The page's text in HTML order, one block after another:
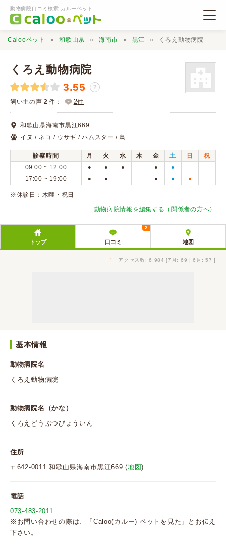
動物病院口コミ検索 カルーペット
動物病院検索
口コミ検索
Calooペットとは？
口コミ投稿
Calooペット 和歌山県 海南市 黒江 くろえ動物病院
くろえ動物病院
3.55 ？
飼い主の声 2 件： 2件
和歌山県海南市黒江669
イヌ / ネコ / ウサギ / ハムスター / 鳥
診察時間 月 火 水 木 金 土 日
祝
09:00 ~ 12:00
● ● ● ● ●
17:00 ~ 19:00 ● ● ● ● ●
※休診日：木曜・祝日
動物病院情報を編集する（関係者の方へ）
トップ 口コミ
2
地図
↑ アクセス数: 6,984 [7月: 69 | 6月: 57 ]
基本情報
動物病院名
くろえ動物病院
動物病院名（かな）
くろえどうぶつびょういん
住所
〒642-0011 和歌山県海南市黒江669 (地図)
電話
073-483-2011
※お問い合わせの際は、「Caloo(カルー) ペットを見た」とお伝え
下さい。